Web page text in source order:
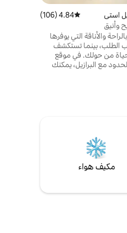
استي متوسط التقييم 4.84 من 5، 106 مراجعات
4.84 (106)
وأنيق
والأناقة التي يوفرها
الطلب، بينما تستكشف
المدينة النابضة بالحياة من حولك. في موقع
مع البرازيل، يمكنك
مكيف هواء